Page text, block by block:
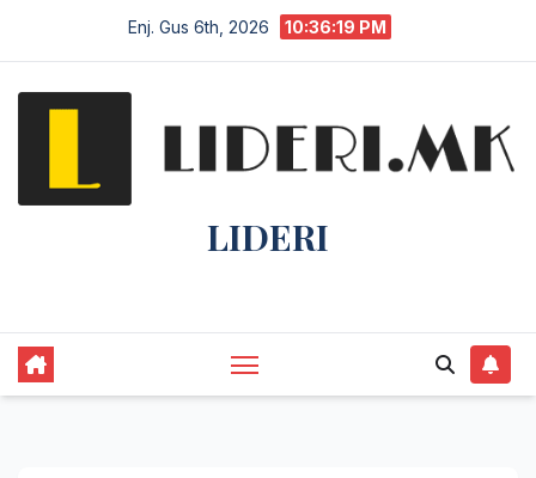
Enj. Gus 6th, 2026 10:36:20 PM
LIDERI